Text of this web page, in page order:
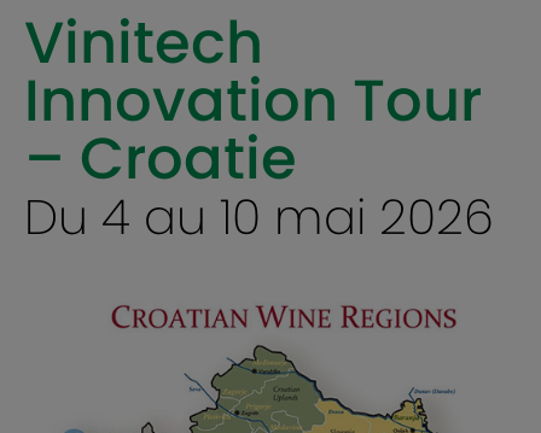
Vinitech
Innovation Tour
– Croatie
Du 4 au 10 mai 2026